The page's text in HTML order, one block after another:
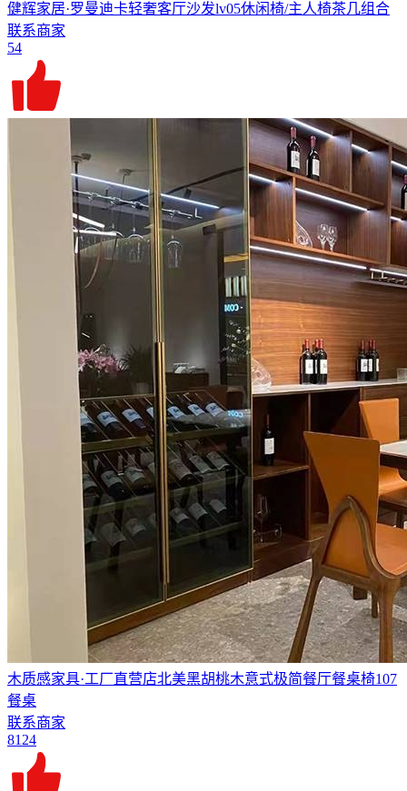
健辉家居·罗曼迪卡轻奢客厅沙发lv05休闲椅/主人椅茶几组合
联系商家
54
木质感家具·工厂直营店北美黑胡桃木意式极简餐厅餐桌椅107
餐桌
联系商家
8124